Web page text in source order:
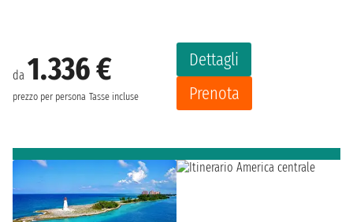
da 1.336 €
prezzo per persona Tasse incluse
Dettagli
Prenota